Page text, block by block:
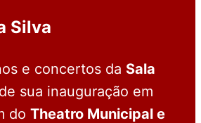
Silva
e concertos da Sala
sua inauguração em
do Theatro Municipal e